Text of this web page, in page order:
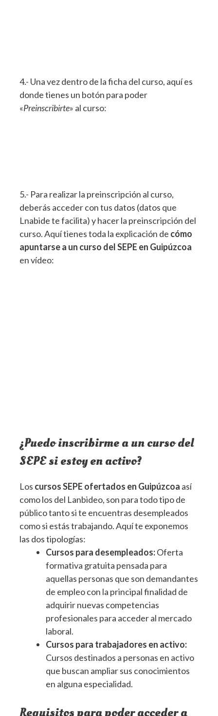
4.- Una vez dentro de la ficha del curso, aquí es
donde tienes un botón para poder
«Preinscribirte» al curso:
5.- Para realizar la preinscripción al curso,
deberás acceder con tus datos (datos que
Lnabide te facilita) y hacer la preinscripción del
curso. Aquí tienes toda la explicación de cómo
apuntarse a un curso del SEPE en Guipúzcoa
en vídeo:
¿Puedo inscribirme a un curso del
SEPE si estoy en activo?
Los cursos SEPE ofertados en Guipúzcoa así
como los del Lanbideo, son para todo tipo de
público tanto si te encuentras desempleados
como si estás trabajando. Aquí te exponemos
las dos tipologías:
Cursos para desempleados:Oferta
formativa gratuita pensada para
aquellas personas que son demandantes
de empleo con la principal finalidad de
adquirir nuevas competencias
profesionales para acceder al mercado
laboral.
Cursos para trabajadores en activo:
Cursos destinados a personas en activo
que buscan ampliar sus conocimientos
en alguna especialidad.